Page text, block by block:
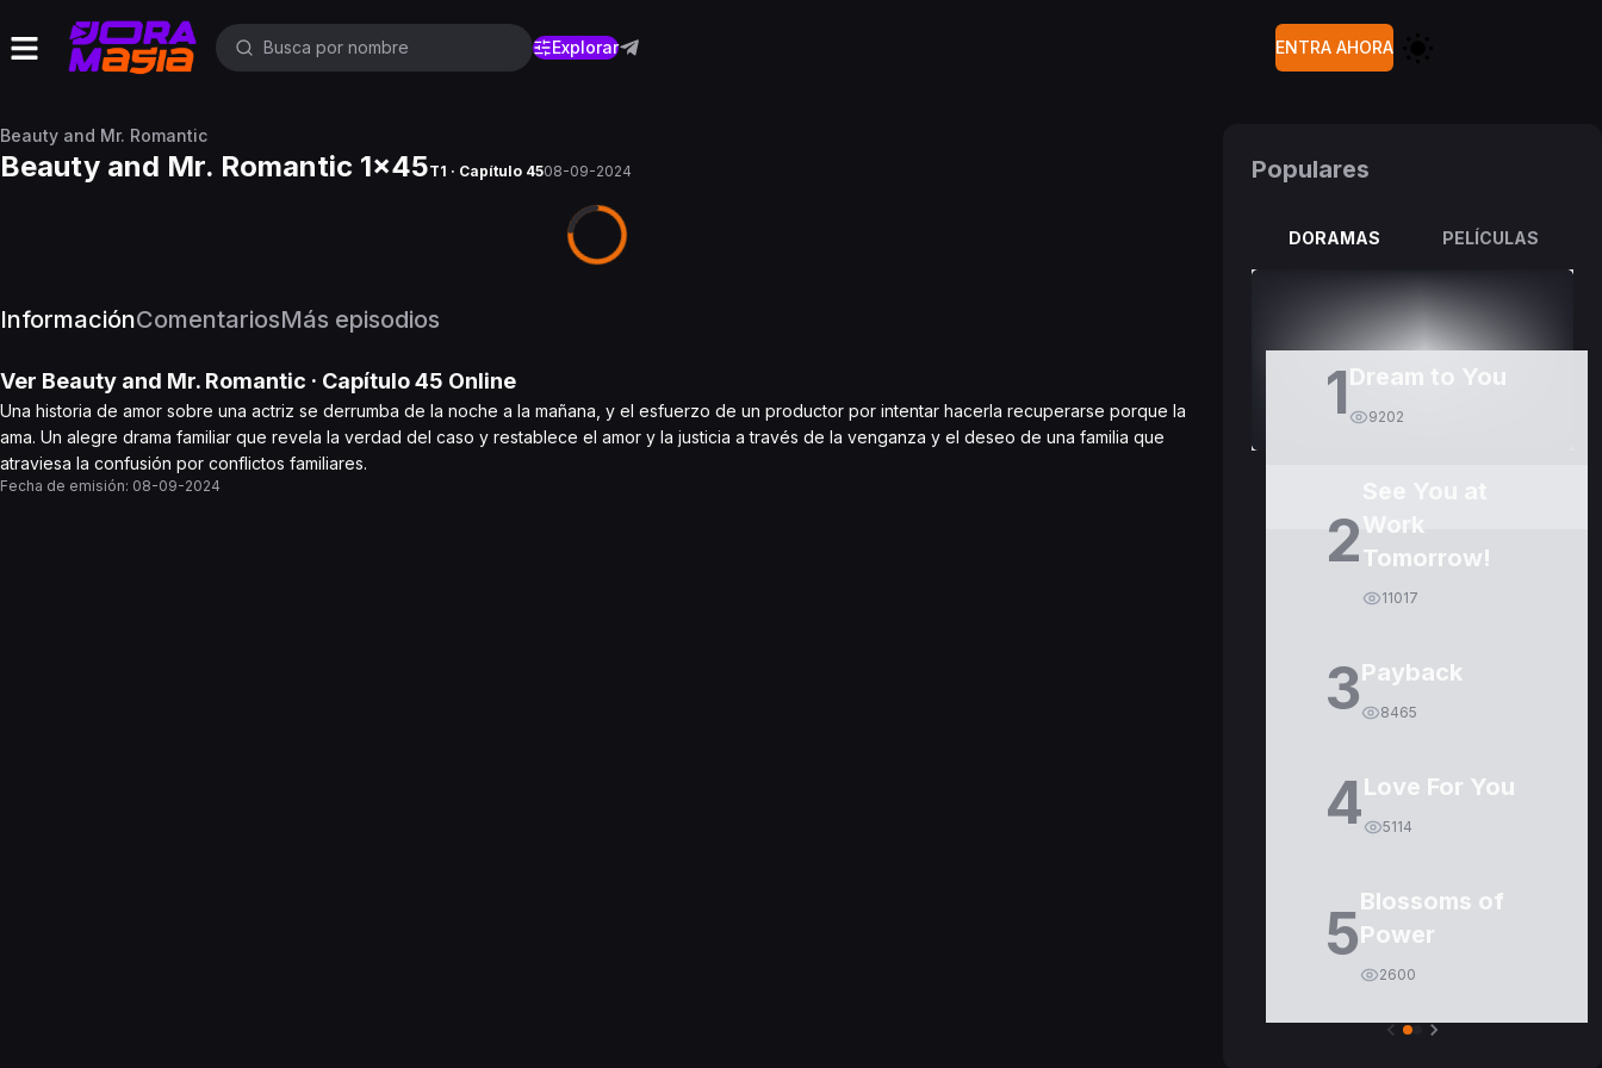
Explorar ENTRA AHORA
Beauty and Mr. Romantic
Beauty and Mr. Romantic 1x45T1 · Capítulo 4508-09-2024
InformaciónComentariosMás episodios
Ver Beauty and Mr. Romantic · Capítulo45 Online
Una historia de amor sobre una actriz se derrumba de la noche a la mañana, y el esfuerzo de un productor por intentar hacerla recuperarse porque la
ama. Un alegre drama familiar que revela la verdad del caso y restablece el amor y la justicia a través de la venganza y el deseo de una familia que
atraviesa la confusión por conflictos familiares.
Fecha de emisión: 08-09-2024
Populares
DORAMAS PELÍCULAS
1Dream to You
9202
2Work
Tomorrow!
11017
3Payback
8465
4Love For You
5114
5Blossoms of
Power
2600